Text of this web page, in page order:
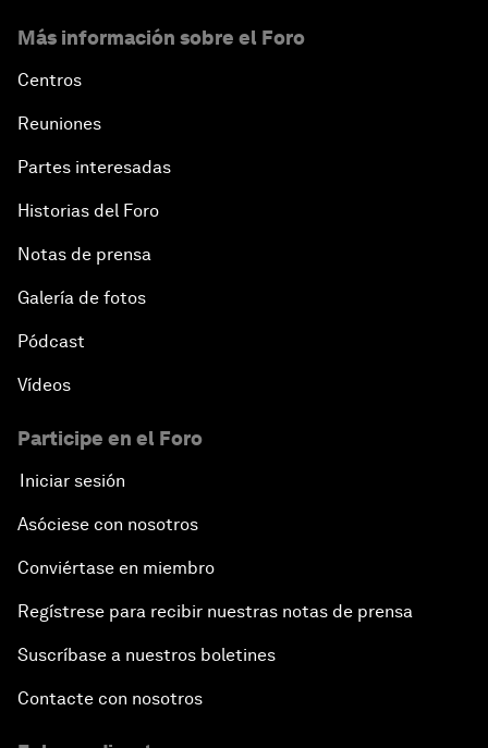
Más información sobre el Foro
Centros
Reuniones
Partes interesadas
Historias del Foro
Notas de prensa
Galería de fotos
Pódcast
Vídeos
Participe en el Foro
Iniciar sesión
Asóciese con nosotros
Conviértase en miembro
Regístrese para recibir nuestras notas de prensa
Suscríbase a nuestros boletines
Contacte con nosotros